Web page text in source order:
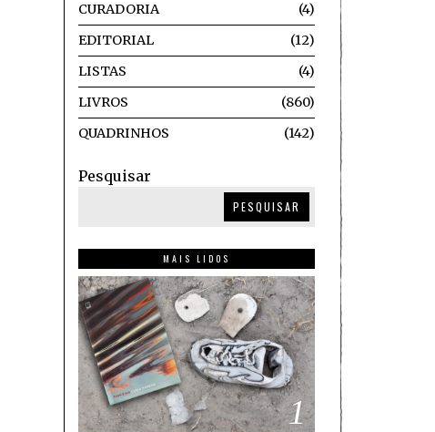
CURADORIA
4
EDITORIAL
12
LISTAS
4
LIVROS
860
QUADRINHOS
142
Pesquisar
PESQUISAR
MAIS LIDOS
1